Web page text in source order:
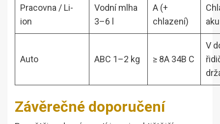
Pracovna / Li-
ion
Vodní mlha
3–6 l
A (+
chlazení)
Auto ABC 1–2 kg ≥ 8A 34B C
V
Závěrečné doporučení